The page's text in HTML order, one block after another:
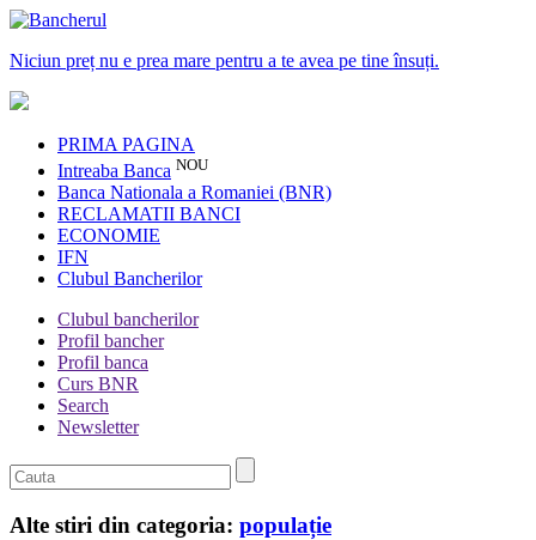
Niciun preț nu e prea mare pentru a te avea pe tine însuți.
PRIMA PAGINA
Intreaba Banca NOU
Banca Nationala a Romaniei (BNR)
RECLAMATII BANCI
ECONOMIE
IFN
Clubul Bancherilor
Clubul bancherilor
Profil bancher
Profil banca
Curs BNR
Search
Newsletter
Alte stiri din categoria: populație